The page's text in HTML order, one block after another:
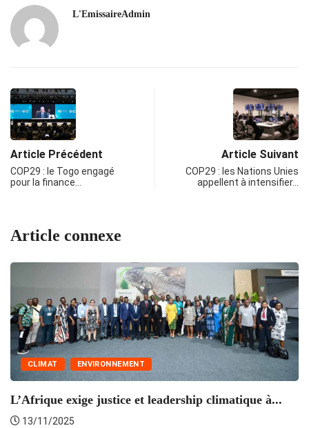
L'EmissaireAdmin
Article Précédent
COP29 : le Togo engagé
pour la finance…
Article Suivant
COP29 : les Nations Unies
appellent à intensifier…
Article connexe
CLIMAT ENVIRONNEMENT
L’Afrique exige justice et leadership climatique à...
13/11/2025